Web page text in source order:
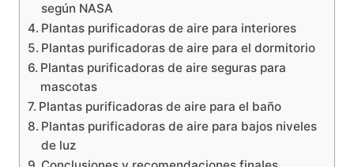
según NASA
Plantas purificadoras de aire para interiores
Plantas purificadoras de aire para el dormitorio
Plantas purificadoras de aire seguras para
mascotas
Plantas purificadoras de aire para el baño
Plantas purificadoras de aire para bajos niveles
de luz